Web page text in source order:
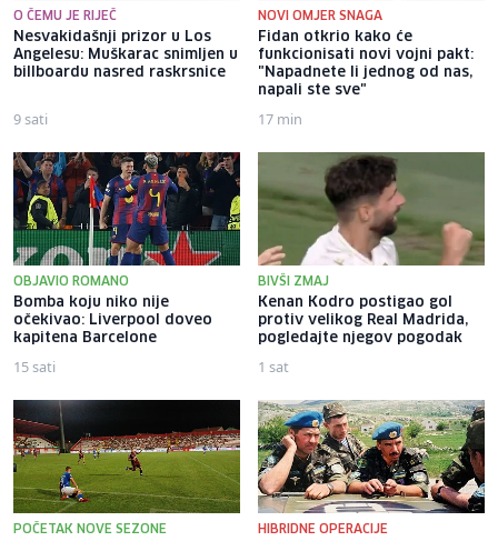
O ČEMU JE RIJEČ
Nesvakidašnji prizor u Los
Angelesu: Muškarac snimljen u
billboardu nasred raskrsnice
9 sati
NOVI OMJER SNAGA
Fidan otkrio kako će
funkcionisati novi vojni pakt:
"Napadnete li jednog od nas,
napali ste sve"
17 min
OBJAVIO ROMANO
Bomba koju niko nije
očekivao: Liverpool doveo
kapitena Barcelone
15 sati
BIVŠI ZMAJ
Kenan Kodro postigao gol
protiv velikog Real Madrida,
pogledajte njegov pogodak
1 sat
POČETAK NOVE SEZONE HIBRIDNE OPERACIJE